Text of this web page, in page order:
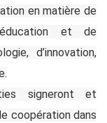
en matière de
et de
d’innovation,
signeront et
coopération dans